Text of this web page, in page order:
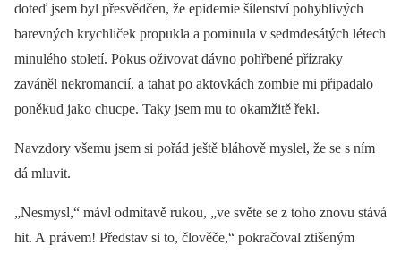
doteď jsem byl přesvědčen, že epidemie šílenství pohyblivých
barevných krychliček propukla a pominula v sedmdesátých létech
minulého století. Pokus oživovat dávno pohřbené přízraky
zaváněl nekromancií, a tahat po aktovkách zombie mi připadalo
poněkud jako chucpe. Taky jsem mu to okamžitě řekl.
Navzdory všemu jsem si pořád ještě bláhově myslel, že se s ním
dá mluvit.
„Nesmysl,“ mávl odmítavě rukou, „ve světe se z toho znovu stává
hit. A právem! Představ si to, člověče,“ pokračoval ztišeným